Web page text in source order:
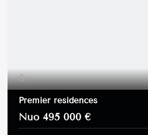
Premier residences
Nuo 495 000 €